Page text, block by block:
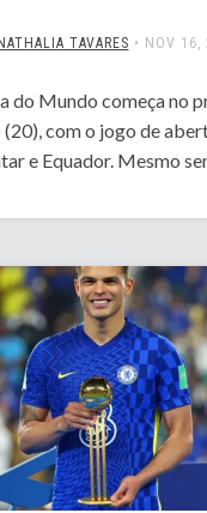
TAVARES • NOV 16,
do Mundo começa no
com o jogo de
e Equador. Mesmo